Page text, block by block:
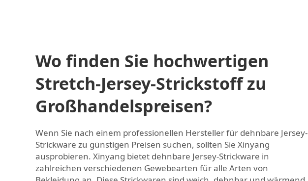
Wo finden Sie hochwertigen
Stretch-Jersey-Strickstoff zu
Großhandelspreisen?
Wenn Sie nach einem professionellen Hersteller für dehnbare Jersey-
Strickware zu günstigen Preisen suchen, sollten Sie Xinyang
ausprobieren. Xinyang bietet dehnbare Jersey-Strickware in
zahlreichen verschiedenen Gewebearten für alle Arten von